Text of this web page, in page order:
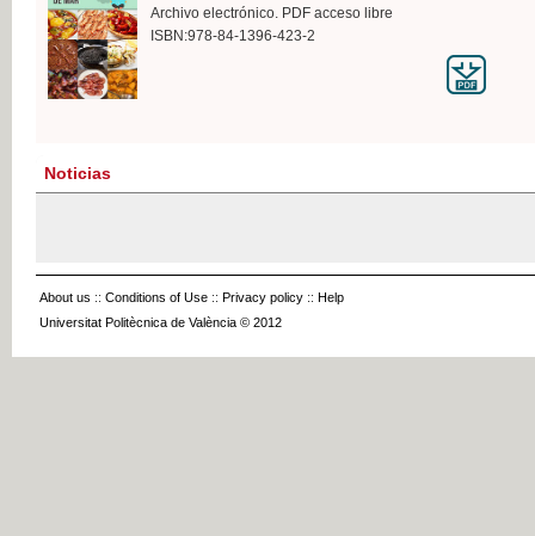
Archivo electrónico. PDF acceso libre
ISBN:978-84-1396-423-2
Noticias
About us :: Conditions of Use :: Privacy policy :: Help
Universitat Politècnica de València © 2012